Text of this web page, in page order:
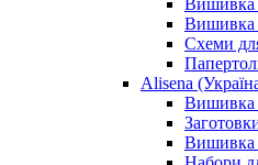
Вишивка
Схеми
Alisena
Вишивка
Вишивка